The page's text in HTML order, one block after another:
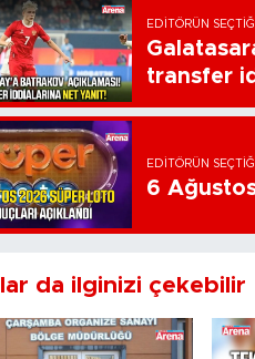
EDITÖRÜN SEÇTIĞI
transfer
EDITÖRÜN SEÇTIĞI
6
da ilginizi çekebilir